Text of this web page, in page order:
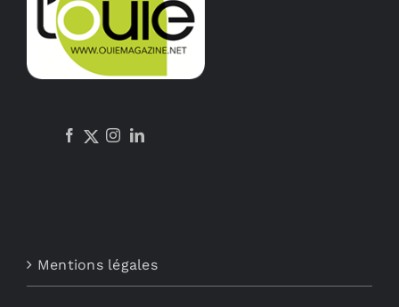
Mentions légales